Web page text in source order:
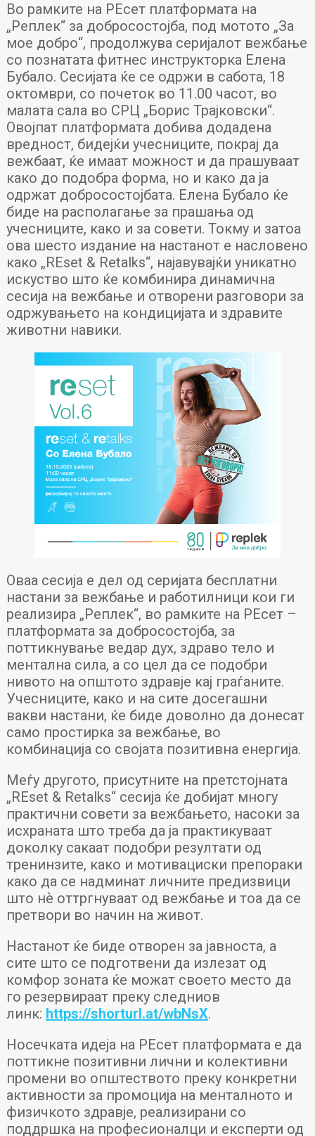
Во рамките на РЕсет платформата на
„Реплек“ за добросостојба, под мотото „За
мое добро“, продолжува серијалот вежбање
со познатата фитнес инструкторка Елена
Бубало. Сесијата ќе се одржи в сабота, 18
октомври, со почеток во 11.00 часот, во
малата сала во СРЦ „Борис Трајковски“.
Овојпат платформата добива додадена
вредност, бидејќи учесниците, покрај да
вежбаат, ќе имаат можност и да прашуваат
како дo подобра форма, но и како да ја
одржат добросостојбата. Елена Бубало ќе
биде на располагање за прашања од
учесниците, како и за совети. Токму и затоа
ова шесто издание на настанот е насловено
како „REset & Retalks“, најавувајќи уникатно
искуство што ќе комбинира динамична
сесија на вежбање и отворени разговори за
одржувањето на кондицијата и здравите
животни навики.
Оваа сесија е дел од серијата бесплатни
настани за вежбање и работилници кои ги
реализира „Реплек“, во рамките на РЕсет –
платформата за добросостојба, за
поттикнување ведар дух, здраво тело и
ментална сила, а со цел да се подобри
нивото на општото здравје кај граѓаните.
Учесниците, како и на сите досегашни
вакви настани, ќе биде доволно да донесат
само простирка за вежбање, во
комбинација со својата позитивна енергија.
Меѓу другото, присутните на претстојната
„REset & Retalks“ сесија ќе добијат многу
практични совети за вежбањето, насоки за
исхраната што треба да ја практикуваат
доколку сакаат подобри резултати од
тренинзите, како и мотивациски препораки
како да се надминат личните предизвици
што нѐ оттргнуваат од вежбање и тоа да се
претвори во начин на живот.
Настанот ќе биде отворен за јавноста, а
сите што се подготвени да излезат од
комфор зоната ќе можат своето место да
го резервираат преку следниов
линк: https://shorturl.at/wbNsX.
Носечката идеја на РЕсет платформата е да
поттикне позитивни лични и колективни
промени во општеството преку конкретни
активности за промоција на менталното и
физичкото здравје, реализирани со
поддршка на професионалци и експерти од